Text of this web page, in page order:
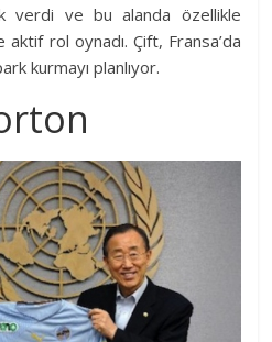
verdi ve bu alanda özellikle
rol oynadı. Çift, Fransa’da
kurmayı planlıyor.